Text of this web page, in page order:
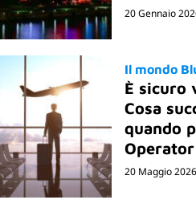
20 Gennaio
Il mondo
È sicuro
Cosa
quando
Operator
20 Maggio 2026